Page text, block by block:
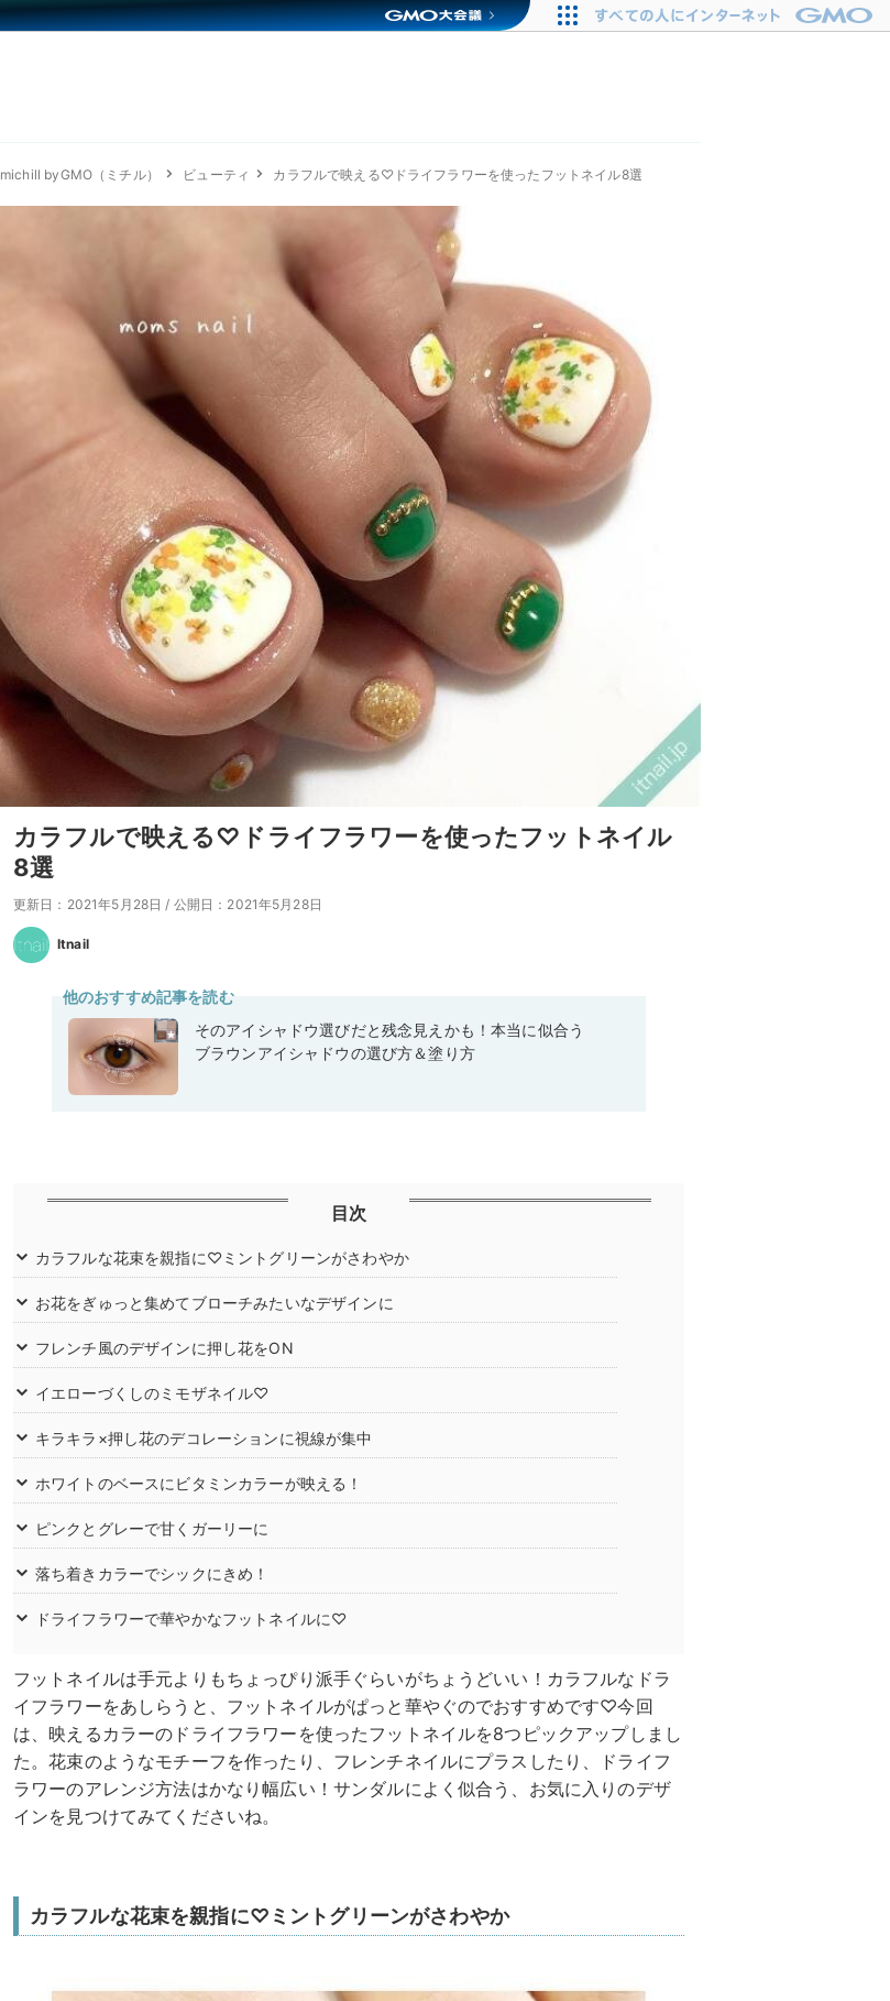
michill byGMO（ミチル） ビューティ カラフルで映える♡ドライフラワーを使ったフットネイル8選
カラフルで映える♡ドライフラワーを使ったフットネイル
8選
更新日：2021年5月28日 / 公開日：2021年5月28日
Itnail
他のおすすめ記事を読む
そのアイシャドウ選びだと残念見えかも！本当に似合う
ブラウンアイシャドウの選び方＆塗り方
目次
カラフルな花束を親指に♡ミントグリーンがさわやか
お花をぎゅっと集めてブローチみたいなデザインに
フレンチ風のデザインに押し花をON
イエローづくしのミモザネイル♡
キラキラ×押し花のデコレーションに視線が集中
ホワイトのベースにビタミンカラーが映える！
ピンクとグレーで甘くガーリーに
落ち着きカラーでシックにきめ！
ドライフラワーで華やかなフットネイルに♡
フットネイルは手元よりもちょっぴり派手ぐらいがちょうどいい！カラフルなドラ
イフラワーをあしらうと、フットネイルがぱっと華やぐのでおすすめです♡今回
は、映えるカラーのドライフラワーを使ったフットネイルを8つピックアップしまし
た。花束のようなモチーフを作ったり、フレンチネイルにプラスしたり、ドライフ
ラワーのアレンジ方法はかなり幅広い！サンダルによく似合う、お気に入りのデザ
インを見つけてみてくださいね。
カラフルな花束を親指に♡ミントグリーンがさわやか